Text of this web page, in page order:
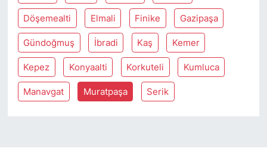
Döşemealti Elmali Finike Gazipaşa
Gündoğmuş İbradi Kaş Kemer
Kepez Konyaalti Korkuteli Kumluca
Manavgat Muratpaşa Serik